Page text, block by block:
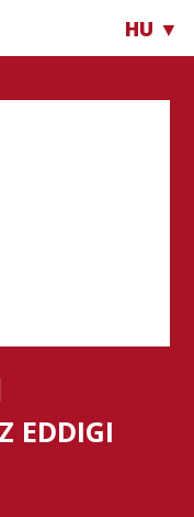
HU ▼
EDDIGI